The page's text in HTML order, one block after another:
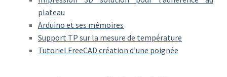
plateau
Arduino et ses mémoires
Support TP sur la mesure de température
Tutoriel FreeCAD création d’une poignée